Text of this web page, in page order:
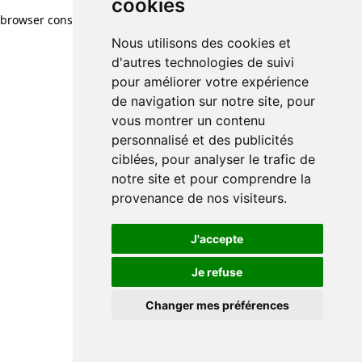
cookies
Nous utilisons des cookies et
d'autres technologies de suivi
pour améliorer votre expérience
de navigation sur notre site, pour
vous montrer un contenu
personnalisé et des publicités
ciblées, pour analyser le trafic de
notre site et pour comprendre la
provenance de nos visiteurs.
J'accepte
Je refuse
Changer mes préférences
browser console for more information)